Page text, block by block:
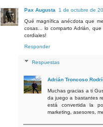
Pax Augusta
1 de octubre de
Qué magnífica anécdota que
cosas... lo comparto Adrián,
cordiales!
Responder
Respuestas
Adrián Troncoso
Muchas gracias a ti
da juego a bastantes
está convertida la
marketing, asesores,